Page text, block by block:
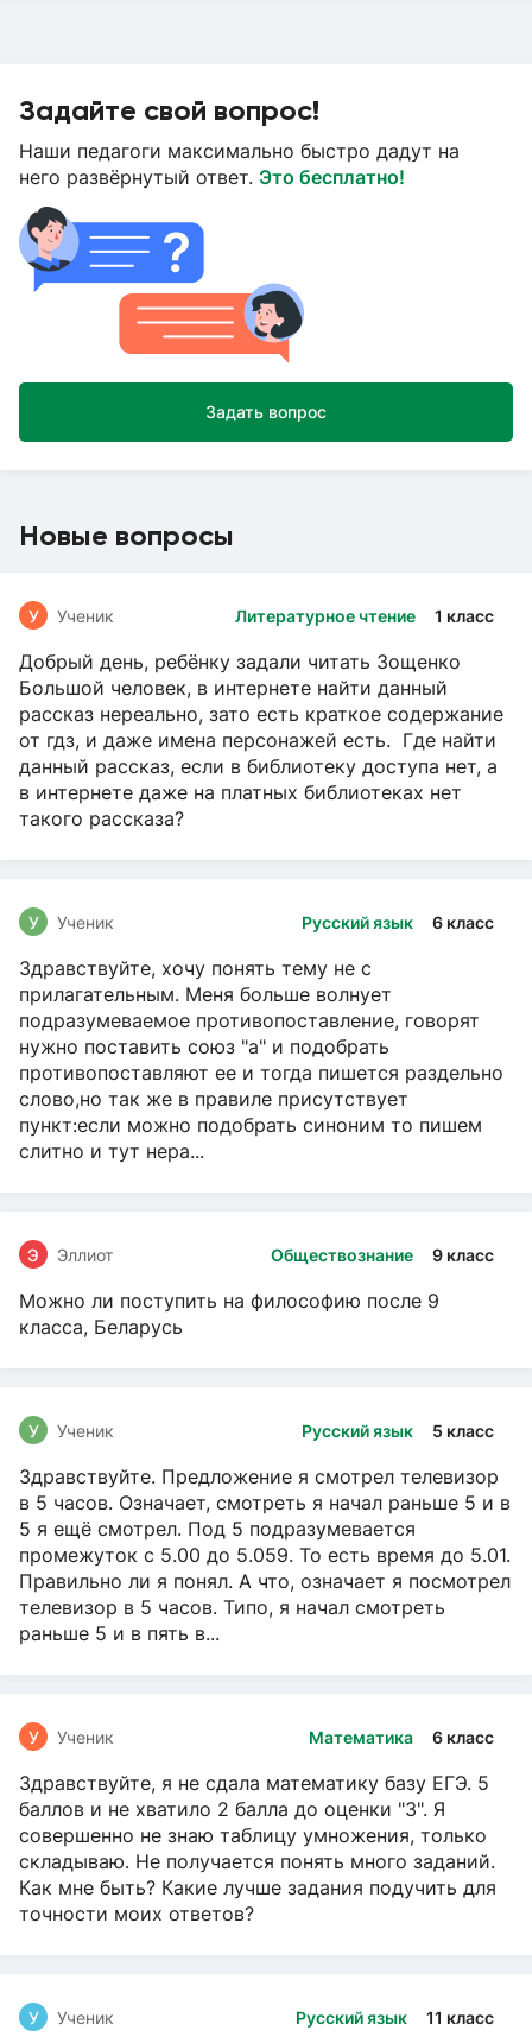
Задайте свой вопрос!
Наши педагоги максимально быстро дадут на
него развёрнутый ответ. Это бесплатно!
Задать вопрос
Новые вопросы
Литературное чтение 1 класс
У Ученик
Добрый день, ребёнку задали читать Зощенко
Большой человек, в интернете найти данный
рассказ нереально, зато есть краткое содержание
от гдз, и даже имена персонажей есть. Где найти
данный рассказ, если в библиотеку доступа нет, а
в интернете даже на платных библиотеках нет
такого рассказа?
Русский язык 6 класс
У Ученик
Здравствуйте, хочу понять тему не с
прилагательным. Меня больше волнует
подразумеваемое противопоставление, говорят
нужно поставить союз "а" и подобрать
противопоставляют ее и тогда пишется раздельно
слово,но так же в правиле присутствует
пункт:если можно подобрать синоним то пишем
слитно и тут нера...
Обществознание 9 класс
Э Эллиот
Можно ли поступить на философию после 9
класса, Беларусь
Русский язык 5 класс
У Ученик
Здравствуйте. Предложение я смотрел телевизор
в 5 часов. Означает, смотреть я начал раньше 5 и в
5 я ещё смотрел. Под 5 подразумевается
промежуток с 5.00 до 5.059. То есть время до 5.01.
Правильно ли я понял. А что, означает я посмотрел
телевизор в 5 часов. Типо, я начал смотреть
раньше 5 и в пять в...
Математика 6 класс
У Ученик
Здравствуйте, я не сдала математику базу ЕГЭ. 5
баллов и не хватило 2 балла до оценки "3". Я
совершенно не знаю таблицу умножения, только
складываю. Не получается понять много заданий.
Как мне быть? Какие лучше задания подучить для
точности моих ответов?
Русский язык 11 класс
У Ученик